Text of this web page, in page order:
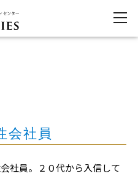
会社員
社員。２０代から入信して